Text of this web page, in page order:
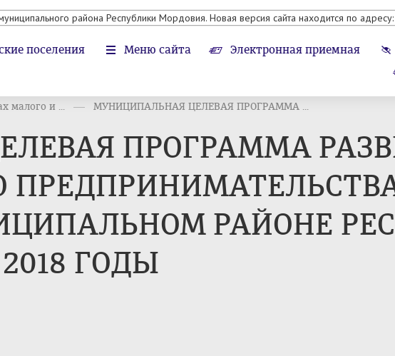
района Республики Мордовия. Новая версия сайта находится по адресу:
поселения Меню сайта Электронная приемная
малого и ... МУНИЦИПАЛЬНАЯ ЦЕЛЕВАЯ ПРОГРАММА ...
ПРОГРАММА
РАЙОНЕ
ГОДЫ